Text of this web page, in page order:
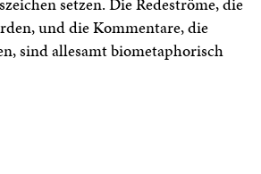
und die Kommentare, die
sind allesamt biometaphorisch